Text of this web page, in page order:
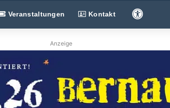
Veranstaltungen Kontakt
Anzeige